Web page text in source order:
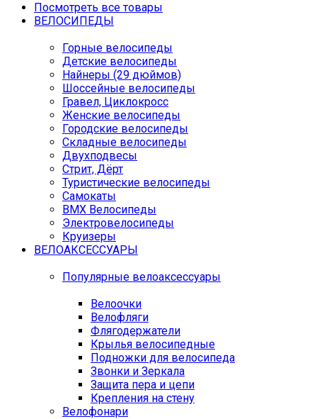
Посмотреть все товары
ВЕЛОСИПЕДЫ
Горные велосипеды
Детские велосипеды
Найнеры (29 дюймов)
Шоссейные велосипеды
Гравел, Циклокросс
Женские велосипеды
Городcкие велосипеды
Складные велосипеды
Двухподвесы
Стрит, Дёрт
Туристические велосипеды
Самокаты
BMX Велосипеды
Электровелосипеды
Круизеры
ВЕЛОАКСЕССУАРЫ
Популярные велоаксессуары
Велоочки
Велофляги
Флягодержатели
Крылья велосипедные
Подножки для велосипеда
Звонки и Зеркала
Защита пера и цепи
Крепления на стену
Велофонари